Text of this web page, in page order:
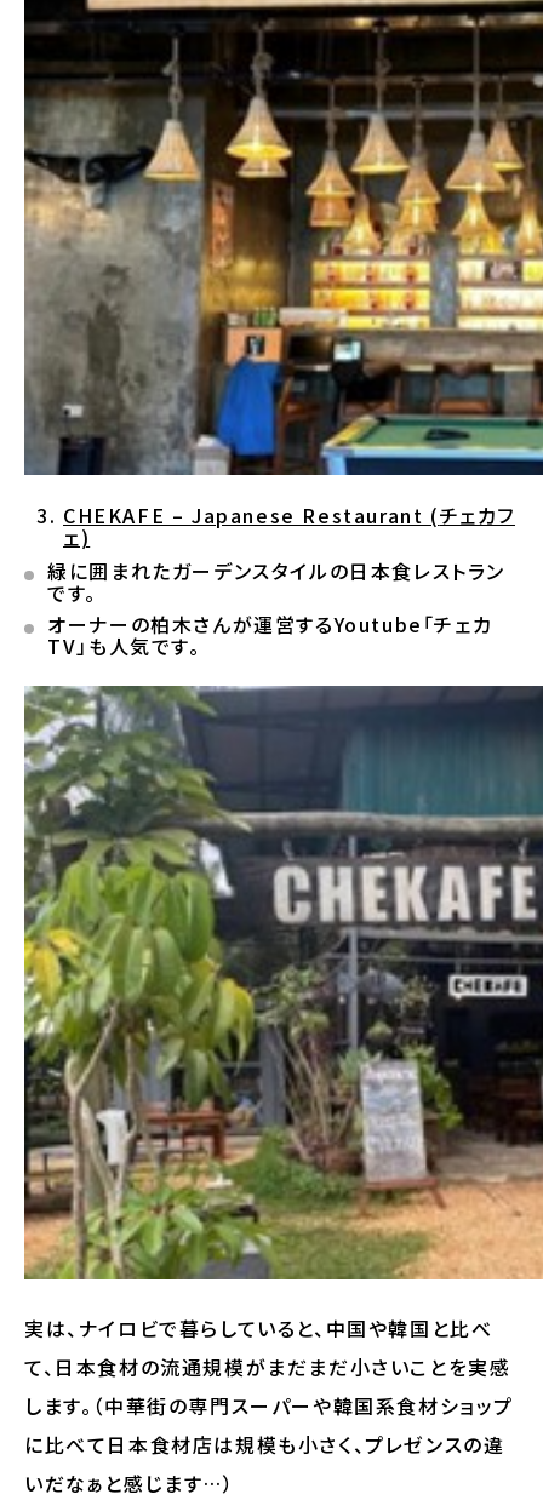
CHEKAFE – Japanese Restaurant (チェカフ
ェ)
緑に囲まれたガーデンスタイルの日本食レストラン
です。
オーナーの柏木さんが運営するYoutube「チェカ
TV」も人気です。
実は、ナイロビで暮らしていると、中国や韓国と比べ
て、日本食材の流通規模がまだまだ小さいことを実感
します。（中華街の専門スーパーや韓国系食材ショップ
に比べて日本食材店は規模も小さく、プレゼンスの違
いだなぁと感じます…）